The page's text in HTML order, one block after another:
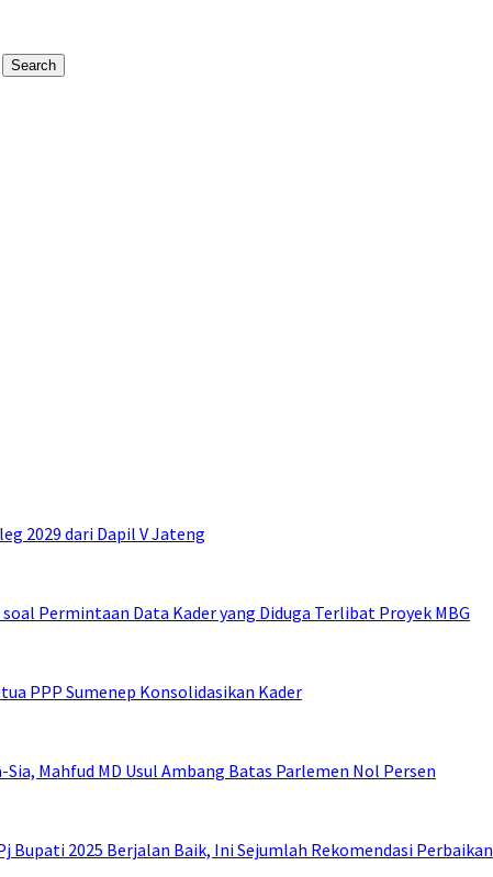
2029 dari Dapil V Jateng
soal Permintaan Data Kader yang Diduga Terlibat Proyek MBG
PPP Sumenep Konsolidasikan Kader
Sia, Mahfud MD Usul Ambang Batas Parlemen Nol Persen
Bupati 2025 Berjalan Baik, Ini Sejumlah Rekomendasi Perbaikan